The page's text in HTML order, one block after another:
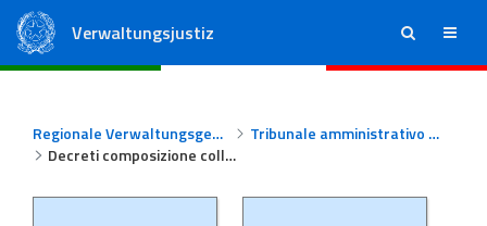
Verwaltungsjustiz ricerca menu
Regionale Verwaltungsgerichte
Tribunale amministrativo regionale per il Piemonte
Decreti composizione collegi Tar Piemonte